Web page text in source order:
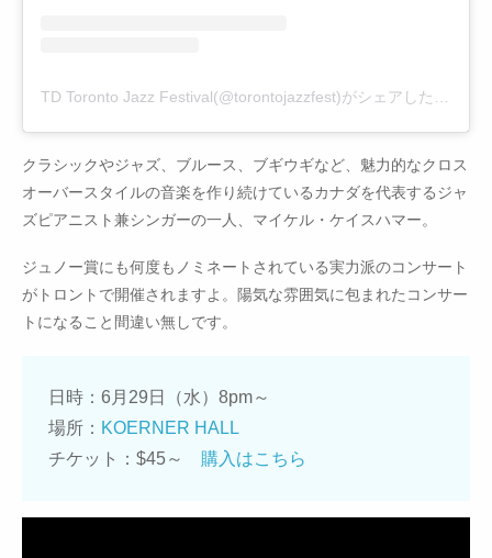
クラシックやジャズ、ブルース、ブギウギなど、魅力的なクロス
オーバースタイルの音楽を作り続けているカナダを代表するジャ
ズピアニスト兼シンガーの一人、マイケル・ケイスハマー。
ジュノー賞にも何度もノミネートされている実力派のコンサート
がトロントで開催されますよ。陽気な雰囲気に包まれたコンサー
トになること間違い無しです。
日時：6月29日（水）8pm～
場所： KOERNER HALL
チケット：$45～ 購入はこちら